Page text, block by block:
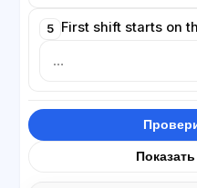
5 First shift starts on